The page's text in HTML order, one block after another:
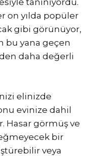
tanınıyordu.
on yılda popüler
gibi görünüyor,
bu yana geçen
daha değerli
elinizde
evinize dahil
Hasar görmüş ve
bir
veya